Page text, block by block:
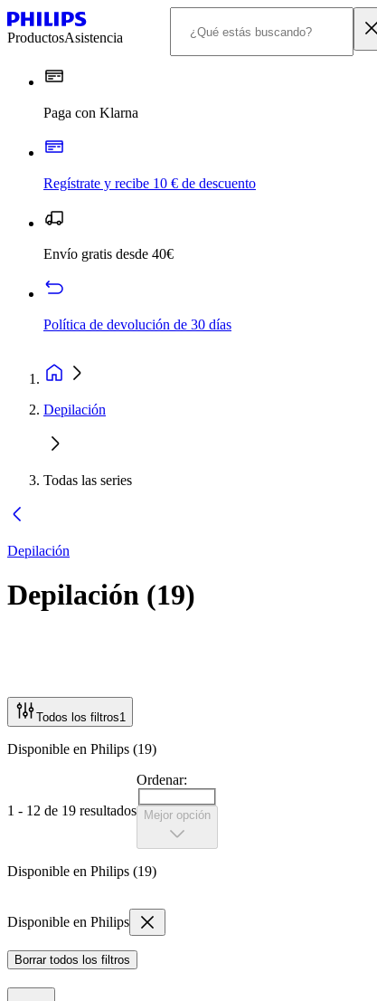
ProductosAsistencia
Paga con Klarna
Regístrate y recibe 10 € de descuento
Envío gratis desde 40€
Política de devolución de 30 días
Depilación
Todas las series
Depilación
Depilación (19)
Todos los filtros1
Disponible en Philips (19)
1 - 12 de 19 resultados
Ordenar:
Mejor opción
Disponible en Philips (19)
Disponible en Philips
Borrar todos los filtros